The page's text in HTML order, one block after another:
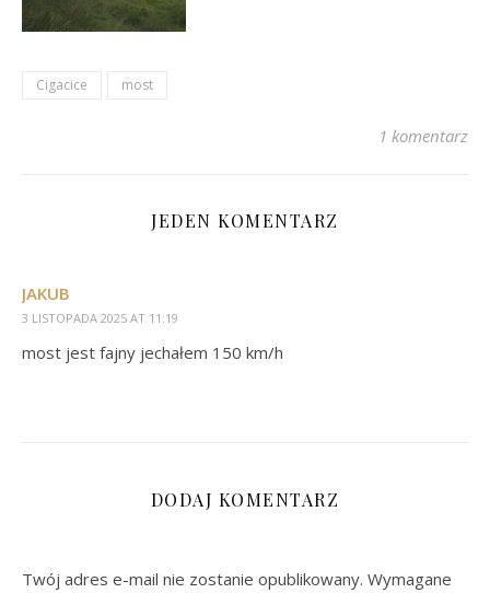
Cigacice most
1 komentarz
JEDEN KOMENTARZ
JAKUB
3 LISTOPADA 2025 AT 11:19
most jest fajny jechałem 150 km/h
DODAJ KOMENTARZ
Twój adres e-mail nie zostanie opublikowany. Wymagane